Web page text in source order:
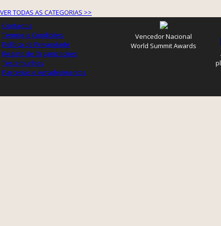
VER TODAS AS CATEGORIAS >>
Contactos
Termos e Condições
Política de Privacidade
Registo de Organizações
Testemunhos
Parcerias e Agradecimentos
Vencedor Nacional
World Summit Awards